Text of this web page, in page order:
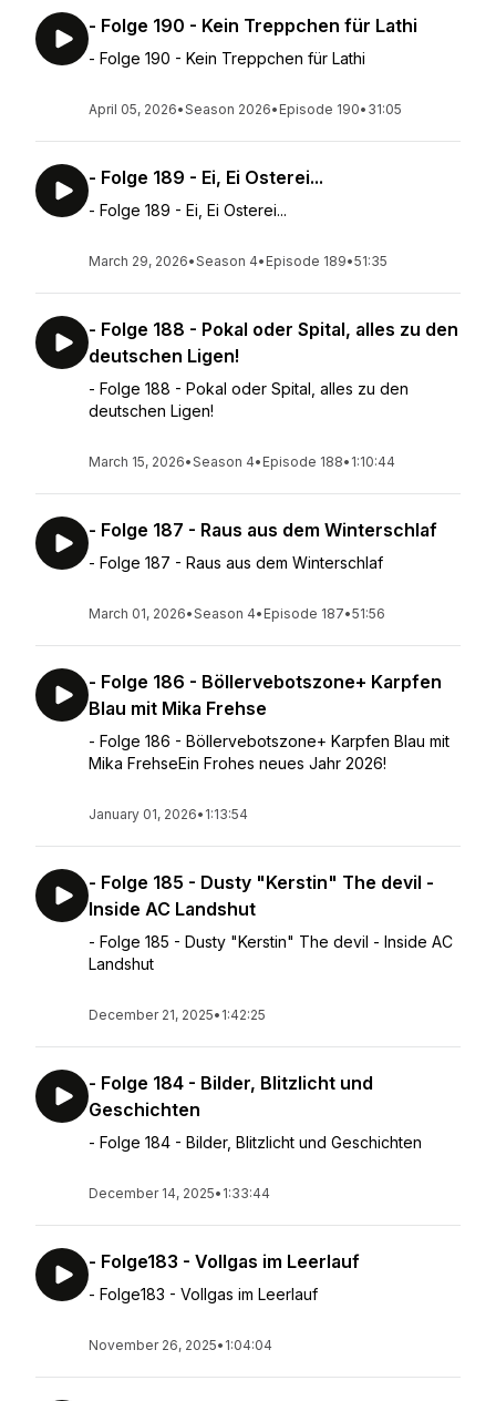
- Folge 190 - Kein Treppchen für Lathi
- Folge 190 - Kein Treppchen für Lathi
April 05, 2026•Season 2026• Episode 190• 31:05
- Folge 189 - Ei, Ei Osterei...
- Folge 189 - Ei, Ei Osterei...
March 29, 2026•Season 4• Episode 189•51:35
- Folge 188 - Pokal oder Spital, alles zu den
deutschen Ligen!
- Folge 188 - Pokal oder Spital, alles zu den
deutschen Ligen!
March 15, 2026•Season 4• Episode 188• 1:10:44
- Folge 187 - Raus aus dem Winterschlaf
- Folge 187 - Raus aus dem Winterschlaf
March 01, 2026•Season 4• Episode 187•51:56
- Folge 186 - Böllervebotszone+ Karpfen
Blau mit Mika Frehse
- Folge 186 - Böllervebotszone+ Karpfen Blau mit
Mika FrehseEin Frohes neues Jahr 2026!
January 01, 2026• 1:13:54
- Folge 185 - Dusty "Kerstin" The devil -
Inside AC Landshut
- Folge 185 - Dusty "Kerstin" The devil - Inside AC
Landshut
December 21, 2025• 1:42:25
- Folge 184 - Bilder, Blitzlicht und
Geschichten
- Folge 184 - Bilder, Blitzlicht und Geschichten
December 14, 2025• 1:33:44
- Folge183 - Vollgas im Leerlauf
- Folge183 - Vollgas im Leerlauf
November 26, 2025• 1:04:04